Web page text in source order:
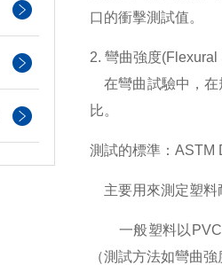
口的衝擊測試值。
2. 彎曲強度(Flexural
在彎曲試驗中，在
比。
測試的標準：ASTM
主要用來測定塑料
一般塑料以PVC
（測試方法如彎曲